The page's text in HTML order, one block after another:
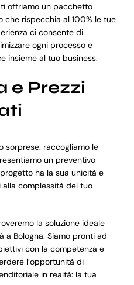
ti offriamo un pacchetto
che rispecchia al 100% le tue
ci consente di
ogni processo e
insieme al tuo business.
e Prezzi
sorprese: raccogliamo le
un preventivo
ha la sua unicità e
complessità del tuo
la soluzione ideale
Bologna. Siamo pronti ad
con la competenza e
l’opportunità di
in realtà: la tua